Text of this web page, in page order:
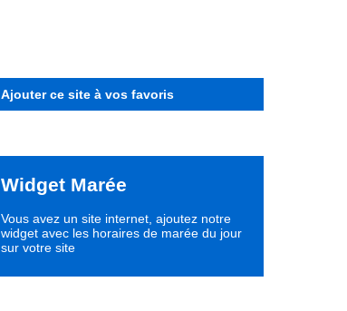
Ajouter ce site à vos favoris
Widget Marée
Vous avez un site internet, ajoutez notre
widget avec les horaires de marée du jour
sur votre site